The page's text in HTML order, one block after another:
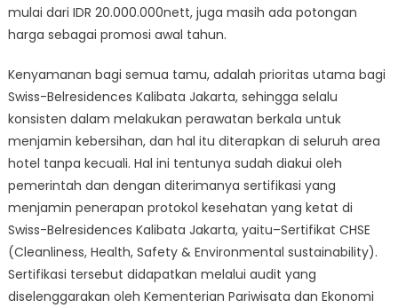
mulai dari IDR 20.000.000nett, juga masih ada potongan
harga sebagai promosi awal tahun.
Kenyamanan bagi semua tamu, adalah prioritas utama bagi
Swiss-Belresidences Kalibata Jakarta, sehingga selalu
konsisten dalam melakukan perawatan berkala untuk
menjamin kebersihan, dan hal itu diterapkan di seluruh area
hotel tanpa kecuali. Hal ini tentunya sudah diakui oleh
pemerintah dan dengan diterimanya sertifikasi yang
menjamin penerapan protokol kesehatan yang ketat di
Swiss-Belresidences Kalibata Jakarta, yaitu–Sertifikat CHSE
(Cleanliness, Health, Safety & Environmental sustainability).
Sertifikasi tersebut didapatkan melalui audit yang
diselenggarakan oleh Kementerian Pariwisata dan Ekonomi